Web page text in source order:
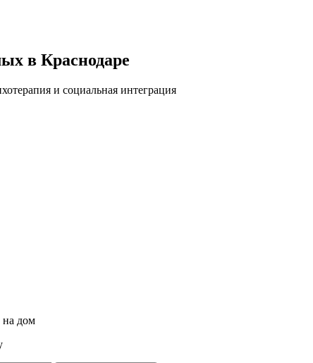
в Краснодаре
и социальная интеграция
на дом